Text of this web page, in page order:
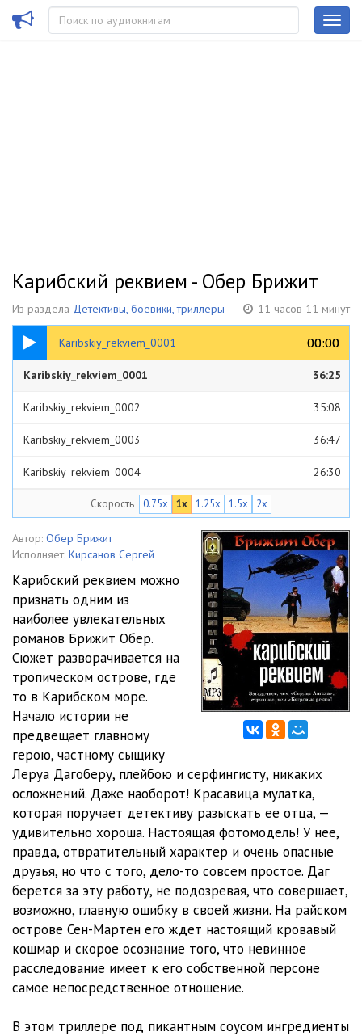
Карибский реквием - Обер Брижит
Из раздела Детективы, боевики, триллеры 11 часов 11 минут
Karibskiy_rekviem_0001 00:00
00:00
36:25
Karibskiy_rekviem_0001 36:25
Karibskiy_rekviem_0002 35:08
Karibskiy_rekviem_0003 36:47
Karibskiy_rekviem_0004 26:30
Karibskiy_rekviem_0005
Karibskiy_rekviem_0006 27:24
20:39
Karibskiy_rekviem_0008 21:45
Karibskiy_rekviem_0009 18:59
Karibskiy_rekviem_0010 27:41
Karibskiy_rekviem_0011 18:52
Karibskiy_rekviem_0012
Karibskiy_rekviem_0013
Karibskiy_rekviem_0014 31:44
Karibskiy_rekviem_0015 24:58
Karibskiy_rekviem_0016 36:34
Karibskiy_rekviem_0017 30:25
Karibskiy_rekviem_0018 38:31
Karibskiy_rekviem_0019
Karibskiy_rekviem_0020
Karibskiy_rekviem_0021 23:54
Скорость 0.75x 1x 1.25x 1.5x 2x
Автор: Обер Брижит
Исполняет: Кирсанов Сергей
Карибский реквием можно
признать одним из
наиболее увлекательных
романов Брижит Обер.
Сюжет разворачивается на
тропическом острове, где
то в Карибском море.
Начало истории не
предвещает главному
герою, частному сыщику
Леруа Дагоберу, плейбою и серфингисту, никаких
осложнений. Даже наоборот! Красавица мулатка,
которая поручает детективу разыскать ее отца, —
удивительно хороша. Настоящая фотомодель! У нее,
правда, отвратительный характер и очень опасные
друзья, но что с того, дело-то совсем простое. Даг
берется за эту работу, не подозревая, что совершает,
возможно, главную ошибку в своей жизни. На райском
острове Сен-Мартен его ждет настоящий кровавый
кошмар и скорое осознание того, что невинное
расследование имеет к его собственной персоне
самое непосредственное отношение.
В этом триллере под пикантным соусом ингредиенты